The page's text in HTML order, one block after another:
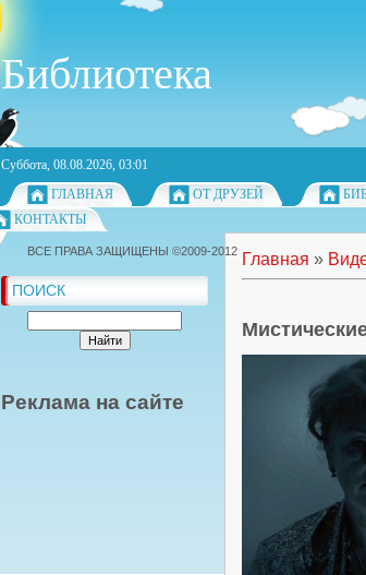
Библиотека
Суббота, 08.08.2026, 03:01
ГЛАВНАЯ
ОТ ДРУЗЕЙ
КОНТАКТЫ
ПОИСК
Реклама на сайте
Главная »
ВСЕ ПРАВА ЗАЩИЩЕНЫ ©2009-2012